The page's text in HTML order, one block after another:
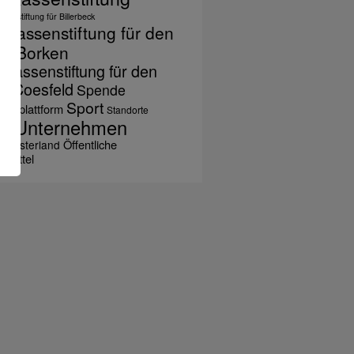
für Billerbeck
für den
Borken
für den
Coesfeld Spende
Sport Standorte
Unternehmen
Öffentliche